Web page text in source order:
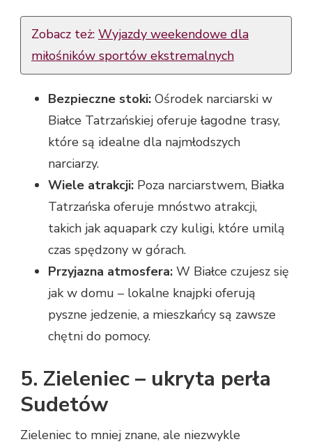
Zobacz też: Wyjazdy weekendowe dla
miłośników sportów ekstremalnych
Bezpieczne stoki: Ośrodek narciarski w
Białce Tatrzańskiej oferuje łagodne trasy,
które są idealne dla najmłodszych
narciarzy.
Wiele atrakcji: Poza narciarstwem, Białka
Tatrzańska oferuje mnóstwo atrakcji,
takich jak aquapark czy kuligi, które umilą
czas spędzony w górach.
Przyjazna atmosfera: W Białce czujesz się
jak w domu – lokalne knajpki oferują
pyszne jedzenie, a mieszkańcy są zawsze
chętni do pomocy.
5. Zieleniec – ukryta perła
Sudetów
Zieleniec to mniej znane, ale niezwykle